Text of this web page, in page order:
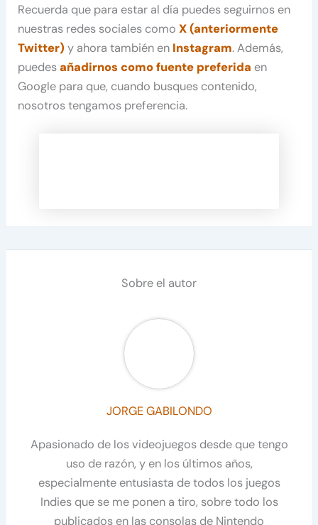
Recuerda que para estar al día puedes seguirnos en
nuestras redes sociales comoX (anteriormente
Twitter) y ahora también en Instagram. Además,
puedesañadirnos como fuente preferida en
Google para que, cuando busques contenido,
nosotros tengamos preferencia.
Sobre el autor
JORGE GABILONDO
Apasionado de los videojuegos desde que tengo
uso de razón, y en los últimos años,
especialmente entusiasta de todos los juegos
Indies que se me ponen a tiro, sobre todo los
publicados en las consolas de Nintendo